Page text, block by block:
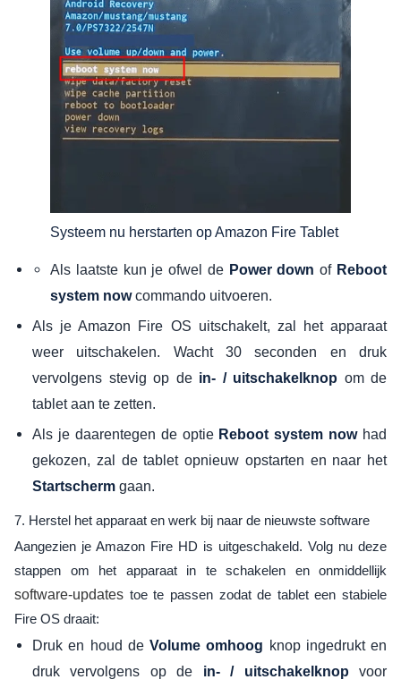
Systeem nu herstarten op Amazon Fire Tablet
Als laatste kun je ofwel de Power down of Reboot
system nowcommando uitvoeren.
Als je Amazon Fire OS uitschakelt, zal het apparaat
weer uitschakelen. Wacht 30 seconden en druk
vervolgens stevig op de in- / uitschakelknop om de
tablet aan te zetten.
Als je daarentegen de optie Reboot system nowhad
gekozen, zal de tablet opnieuw opstarten en naar het
Startscherm gaan.
7. Herstel het apparaat en werk bij naar de nieuwste software
Aangezien je Amazon Fire HD is uitgeschakeld. Volg nu deze
stappen om het apparaat in te schakelen en onmiddellijk
software-updates toe te passen zodat de tablet een stabiele
Fire OS draait:
Druk en houd de Volume omhoog knop ingedrukt en
druk vervolgens op de
in- / uitschakelknop voor